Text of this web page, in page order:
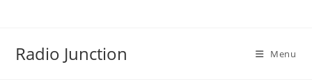
Radio Junction Menu